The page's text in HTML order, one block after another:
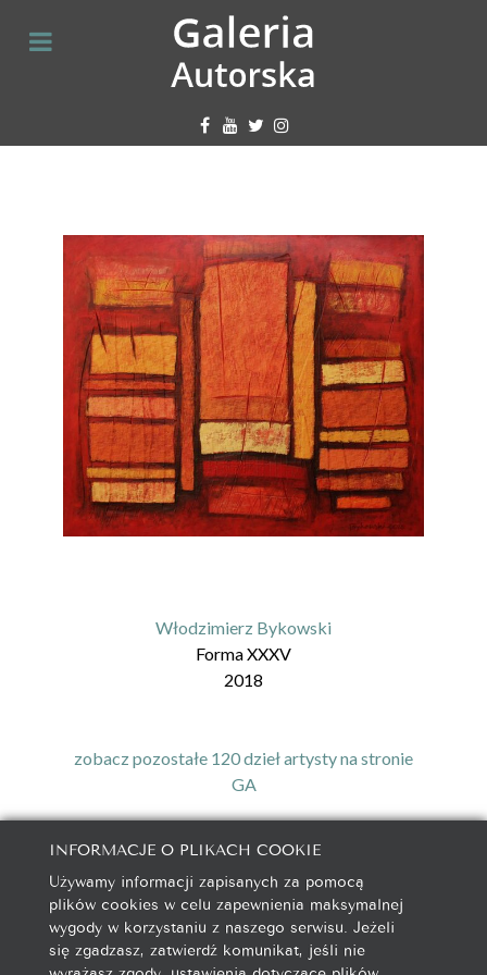
Włodzimierz Bykowski
Forma XXXV
2018
zobacz pozostałe 120 dzieł artysty na stronie
GA
galeria@autorska.pl
608 596 314
85-078 Bydgoszcz, ul. Chocimska 5
INFORMACJE O PLIKACH COOKIE
Używamy informacji zapisanych za pomocą
plików cookies w celu zapewnienia maksymalnej
wygody w korzystaniu z naszego serwisu. Jeżeli
się zgadzasz, zatwierdź komunikat, jeśli nie